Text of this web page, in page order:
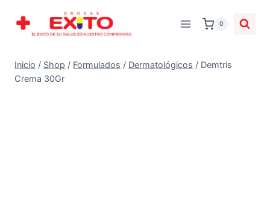
0
Inicio / Shop / Formulados / Dermatológicos / Demtris
Crema 30Gr